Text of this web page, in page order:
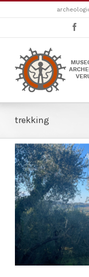
al
trekking